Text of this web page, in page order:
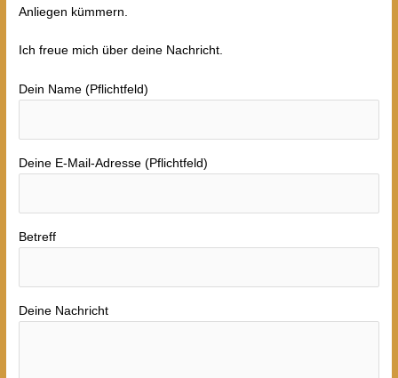
Anliegen kümmern.
Ich freue mich über deine Nachricht.
Dein Name (Pflichtfeld)
Deine E-Mail-Adresse (Pflichtfeld)
Betreff
Deine Nachricht